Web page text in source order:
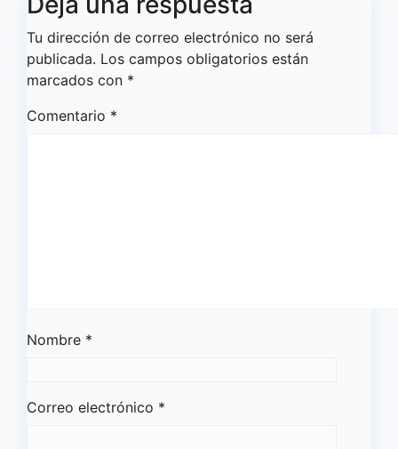
Tu dirección de correo electrónico no será
publicada. Los campos obligatorios están
marcados con *
Comentario *
Nombre *
Correo electrónico *